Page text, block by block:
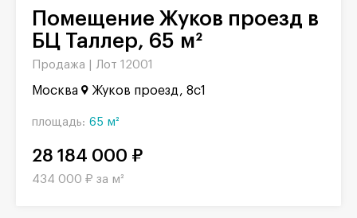
Помещение Жуков проезд в
БЦ Таллер, 65 м²
Продажа | Лот 12001
Москва Жуков проезд, 8с1
площадь: 65 м²
28 184 000 ₽
434 000 ₽ за м²